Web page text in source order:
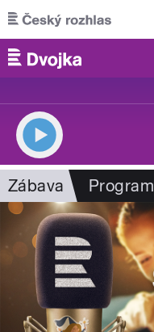
Přejít k hlavnímu obsahu
Zábava Program